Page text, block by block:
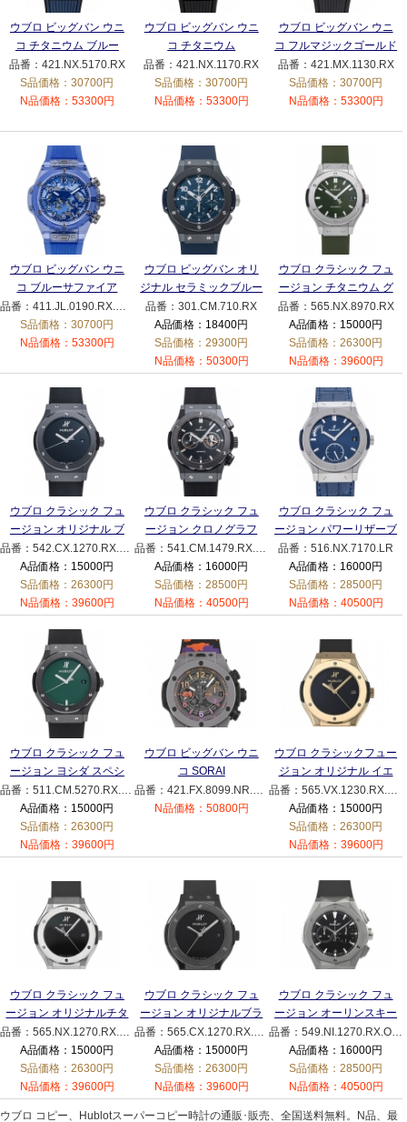
ウブロ ビッグバン ウニ
コ チタニウム ブルー
421.NX.5170.RX ブルー
品番：421.NX.5170.RX
S品価格：30700円
N品価格：53300円
ウブロ ビッグバン ウニ
コ チタニウム
421.NX.1170.RX グレー
品番：421.NX.1170.RX
S品価格：30700円
N品価格：53300円
ウブロ ビッグバン ウニ
コ フルマジックゴールド
421.MX.1130.RX グレー
品番：421.MX.1130.RX
S品価格：30700円
N品価格：53300円
ウブロ ビッグバン ウニ
コ ブルーサファイア
411.JL.0190.RX.CAM22
ブルー
品番：411.JL.0190.RX.CAM22
S品価格：30700円
N品価格：53300円
ウブロ ビッグバン オリ
ジナル セラミックブルー
301.CM.710.RX ブルー
品番：301.CM.710.RX
A品価格：18400円
S品価格：29300円
N品価格：50300円
ウブロ クラシック フュ
ージョン チタニウム グ
リーン 565.NX.8970.RX
品番：565.NX.8970.RX
A品価格：15000円
S品価格：26300円
N品価格：39600円
ウブロ クラシック フュ
ージョン オリジナル ブ
ラックマジック
542.CX.1270.RX.MDM
ブラック
品番：542.CX.1270.RX.MDM
A品価格：15000円
S品価格：26300円
N品価格：39600円
ウブロ クラシック フュ
ージョン クロノグラフ
ブラックマジック
541.CM.1479.RX.UEL23
ブラック
品番：541.CM.1479.RX.UEL23
A品価格：16000円
S品価格：28500円
N品価格：40500円
ウブロ クラシック フュ
ージョン パワーリザーブ
チタニウム ブルー
516.NX.7170.LR ブルー
品番：516.NX.7170.LR
A品価格：16000円
S品価格：28500円
N品価格：40500円
ウブロ クラシック フュ
ージョン ヨシダ スペシ
ャル
511.CM.5270.RX.MYOS
グリーン
品番：511.CM.5270.RX.MYOS
A品価格：15000円
S品価格：26300円
N品価格：39600円
ウブロ ビッグバン ウニ
コ SORAI
421.FX.8099.NR.SOA23品番：421.FX.8099.NR.SOA23
N品価格：50800円
ウブロ クラシックフュー
ジョン オリジナル イエ
ローゴールド
565.VX.1230.RX.MDM
品番：565.VX.1230.RX.MDM
A品価格：15000円
S品価格：26300円
N品価格：39600円
ウブロ クラシック フュ
ージョン オリジナルチタ
ニウム
565.NX.1270.RX.MDM
品番：565.NX.1270.RX.MDM
A品価格：15000円
S品価格：26300円
N品価格：39600円
ウブロ クラシック フュ
ージョン オリジナルブラ
ックマジック
565.CX.1270.RX.MDM
品番：565.CX.1270.RX.MDM
A品価格：15000円
S品価格：26300円
N品価格：39600円
ウブロ クラシック フュ
ージョン オーリンスキー
チタニウム
549.NI.1270.RX.ORL23
品番：549.NI.1270.RX.ORL23
A品価格：16000円
S品価格：28500円
N品価格：40500円
ウブロ コピー、Hublotスーパーコピー時計の通販･販売、全国送料無料。N品、最